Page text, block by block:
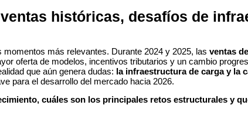
históricas, desafíos de
más relevantes. Durante 2024 y 2025, las ventas
oferta de modelos, incentivos tributarios y un cambio
que aún genera dudas: la infraestructura de carga y la
para el desarrollo del mercado hacia 2026.
cuáles son los principales retos estructurales y